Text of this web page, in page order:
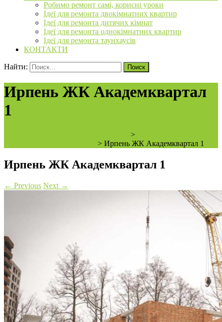
Робимо ремонт самі, корисні уроки
Ідеї для ремонта двокімнатних квартир
Ідеї для ремонта дитячих кімнат
Ідеї для ремонта однокімнатних квартир
Ідеї для ремонта таунхаусів
КОНТАКТИ
Найти:
Ирпень ЖК Академквартал
1
>
> Ирпень ЖК Академквартал 1
Ирпень ЖК Академквартал 1
← Previous Next →